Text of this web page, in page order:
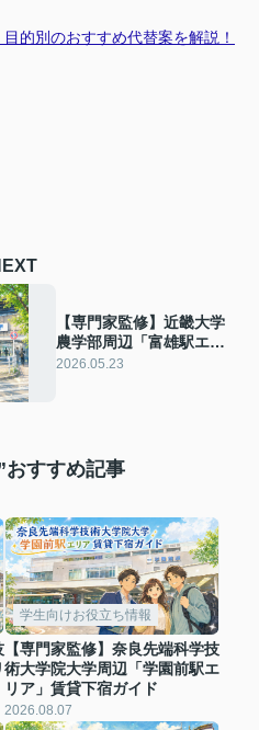
的別のおすすめ代替案を解説！
【専門家監修】近畿大学
農学部周辺「富雄駅エリ
ア」賃貸下宿ガイド
2026.05.23
おすすめ記事
学生向けお役立ち情報
【専門家監修】奈良先端科学技
術大学院大学周辺「学園前駅エ
リア」賃貸下宿ガイド
2026.08.07